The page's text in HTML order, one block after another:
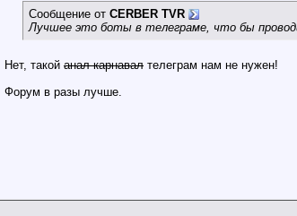
Сообщение от CERBER TVR
Лучшее это боты в телеграме, что бы
Нет, такой анал-карнавал телеграм нам не нужен!
Форум в разы лучше.